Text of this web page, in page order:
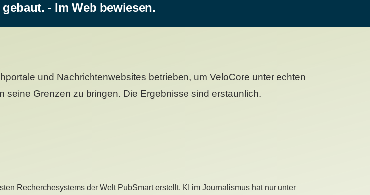
- Im Web bewiesen.
und Nachrichtenwebsites betrieben, um VeloCore unter echten
seine Grenzen zu bringen. Die Ergebnisse sind erstaunlich.
Recherchesystems der Welt PubSmart erstellt. KI im Journalismus hat nur unter